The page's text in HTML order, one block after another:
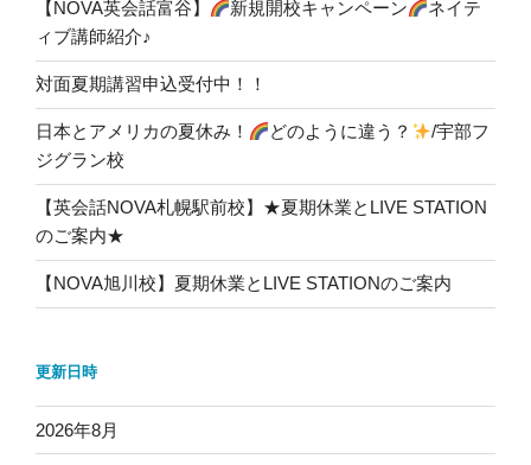
【NOVA英会話富谷】 新規開校キャンペーン
ネイテ
ィブ講師紹介♪
対面夏期講習申込受付中！！
日本とアメリカの夏休み！ どのように違う？
/宇部フ
ジグラン校
【英会話NOVA札幌駅前校】★夏期休業とLIVE STATION
のご案内★
【NOVA旭川校】夏期休業とLIVE STATIONのご案内
更新日時
2026年8月